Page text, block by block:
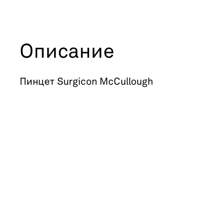
Описание
Пинцет Surgicon McCullough